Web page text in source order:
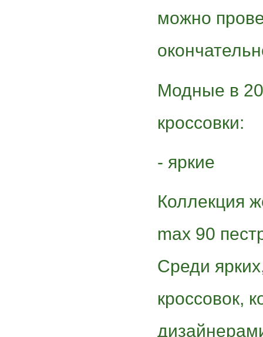
можно
Модные в
кроссовки:
- яркие
Коллекция
max 90
Среди
кроссовок,